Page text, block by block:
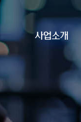
사업소개